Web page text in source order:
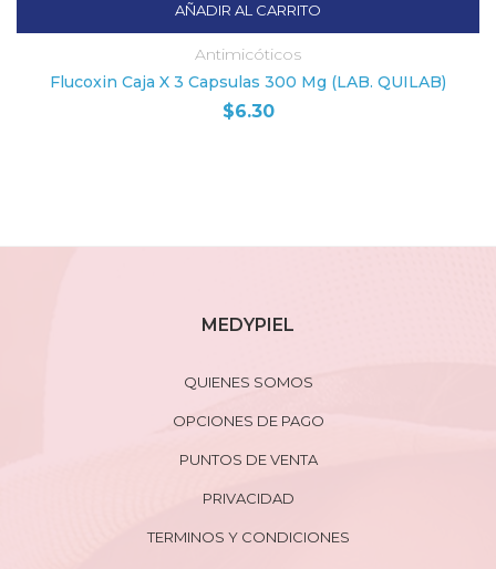
AÑADIR AL CARRITO
Antimicóticos
Flucoxin Caja X 3 Capsulas 300 Mg (LAB. QUILAB)
$6.30
MEDYPIEL
QUIENES SOMOS
OPCIONES DE PAGO
PUNTOS DE VENTA
PRIVACIDAD
TERMINOS Y CONDICIONES